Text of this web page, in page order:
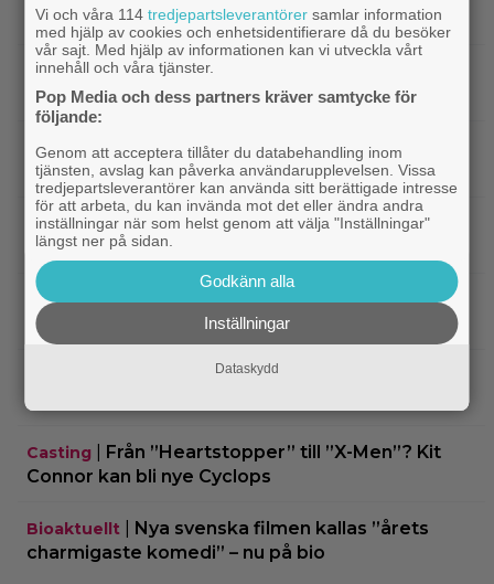
filmer – här är mina 3 bästa tips
TV-tips|På tv ikväll: Har du förträngt Matt
Damons fantasyflopp från 2005?
Casting |”The Legend of Zelda” blir en av Sam
Neills sista roller
TV-spel|Arga föräldrar ringde ner Nintendo –
spelkaraktären ”ser ut som en penis”
Kommande filmer|Nu vet vi vem som spelar
skurken Ganondorf i ”The Legend of Zelda”
Jim Carrey klar för ny långfilm –
Casting
Från ”Heartstopper” till ”X-Men”? Kit
Connor kan bli nye Cyclops
Bioaktuellt
Nya svenska filmen kallas ”årets
charmigaste komedi” – nu på bio
Vi och våra 114tredjepartsleverantörer samlar information
med hjälp av cookies och enhetsidentifierare då du besöker
vår sajt. Med hjälp av informationen kan vi utveckla vårt
innehåll och våra tjänster.
Pop Media och dess partners kräver samtycke för
följande:
Genom att acceptera tillåter du databehandling inom
tjänsten, avslag kan påverka användarupplevelsen. Vissa
tredjepartsleverantörer kan använda sitt berättigade intresse
för att arbeta, du kan invända mot det eller ändra andra
inställningar när som helst genom att välja "Inställningar"
längst ner på sidan.
Godkänn alla
Inställningar
Dataskydd